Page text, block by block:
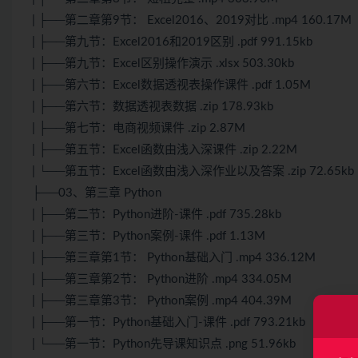
| ├──第二章第9节： Excel2016、2019对比 .mp4 160.17M
| ├──第九节：Excel2016和2019区别 .pdf 991.15kb
| ├──第九节：Excel区别操作演示 .xlsx 503.30kb
| ├──第六节：Excel数据透视表操作课件 .pdf 1.05M
| ├──第六节：数据透视表数据 .zip 178.93kb
| ├──第七节：电商视频课件 .zip 2.87M
| ├──第五节：Excel函数由浅入深课件 .zip 2.22M
| └──第五节：Excel函数由浅入深作业以及答案 .zip 72.65kb
├──03、第三章 Python
| ├──第二节：Python进阶-课件 .pdf 735.28kb
| ├──第三节：Python案例-课件 .pdf 1.13M
| ├──第三章第1节： Python基础入门 .mp4 336.12M
| ├──第三章第2节： Python进阶 .mp4 334.05M
| ├──第三章第3节： Python案例 .mp4 404.39M
| ├──第一节：Python基础入门-课件 .pdf 793.21kb
| └──第一节：Python先导课知识点 .png 51.96kb